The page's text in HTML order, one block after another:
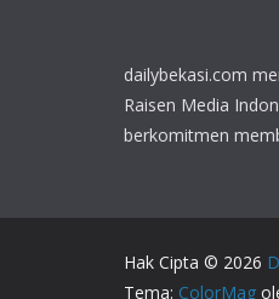
dailybekasi.com
Raisen Media
berkomitmen
Hak Cipta © 2026
Tema: ColorMag